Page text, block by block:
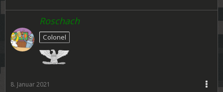
Roschach
Colonel
8. Januar 2021